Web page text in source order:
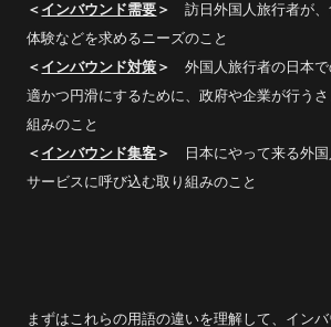
＜ インバウンド需要 ＞訪日外国人旅行者が
体験などを求めるニーズのこと
＜ インバウンド対策 ＞外国人旅行者の日本
適かつ円滑にするために、政府や企業が行う
組みのこと
＜ インバウンド集客 ＞
日本にやって来る外
サービスに呼び込む取り組みのこと
まずはこれらの用語の違いを理解して、イン